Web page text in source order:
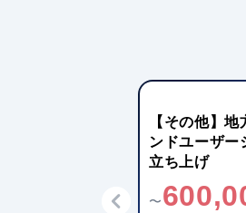
【その他】
ンドユーザー
立ち上げ
〜